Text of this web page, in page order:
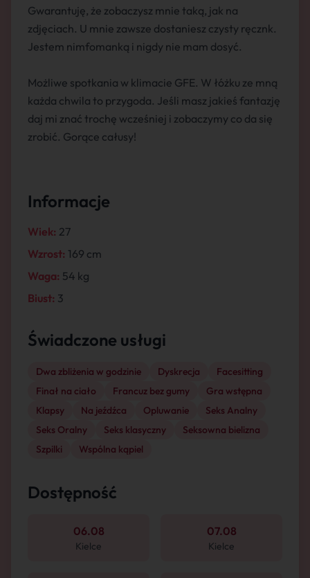
Gwarantuję, że zobaczysz mnie taką, jak na
zdjęciach. U mnie zawsze dostaniesz czysty ręcznk.
Jestem nimfomanką i nigdy nie mam dosyć.
Możliwe spotkania w klimacie GFE. W łóżku ze mną
każda chwila to przygoda. Jeśli masz jakieś fantazję
daj mi znać trochę wcześniej i zobaczymy co da się
zrobić. Gorące całusy!
Informacje
Wiek: 27
Wzrost: 169 cm
Waga: 54 kg
Biust: 3
Świadczone usługi
Dwa zbliżenia w godzinie Dyskrecja
Facesitting
Finał na ciało
Francuz bez gumy
Gra wstępna
Klapsy
Na jeźdźca Opluwanie
Seks Analny
Seks Oralny
Seks klasyczny
Seksowna bielizna
Szpilki
Wspólna kąpiel
Dostępność
06.08
Kielce
07.08
Kielce